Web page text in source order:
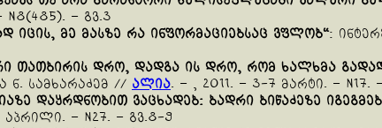
N8(485). – გვ.3
იცის, მე მასზე რა ინფორმაციებსაც ვფლობ“:
თათბირის დრო, დადგა ის დრო, რომ ხალხმა
ნ. სამხარაძემ // ალია. – , 2011. – 3-7 მარტი. – N17.
დაყრდნობით ვაცხადებ: ბადრი ბიწაძეზე
აპრილი. – N27. – გვ.8-9